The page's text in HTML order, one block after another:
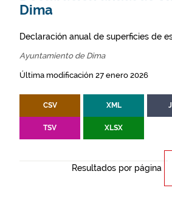
Dima
Declaración anual de superficies de
Ayuntamiento de Dima
Última modificación 27 enero 2026
CSV XML
TSV XLSX
Resultados por página